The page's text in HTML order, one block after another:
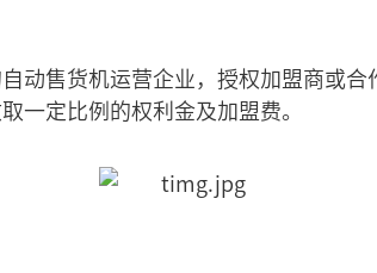
动售货机运营企业，授权加盟商或
一定比例的权利金及加盟费。